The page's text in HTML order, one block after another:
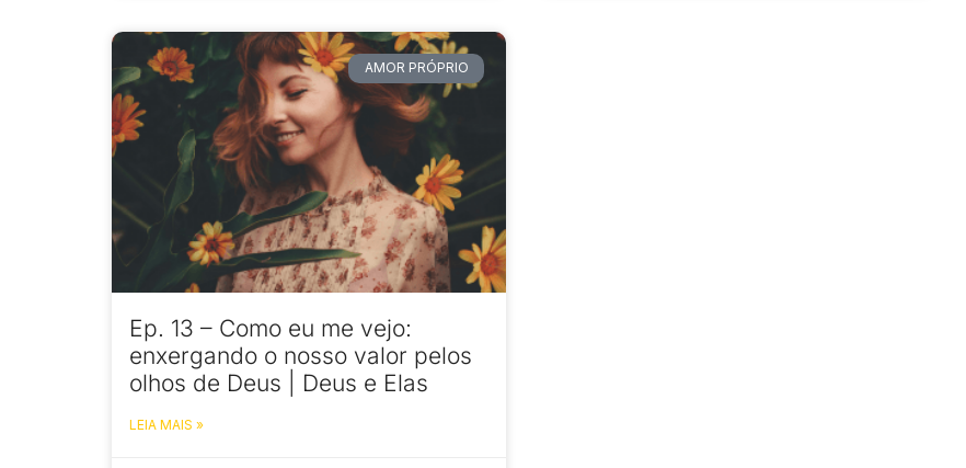
AMOR PRÓPRIO
Ep. 13 – Como eu me vejo:
enxergando o nosso valor pelos
olhos de Deus | Deus e Elas
LEIA MAIS »